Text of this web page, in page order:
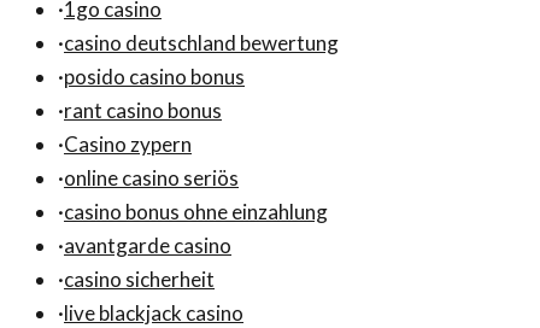
·1go casino
·casino deutschland bewertung
·posido casino bonus
·rant casino bonus
·Casino zypern
·online casino seriös
·casino bonus ohne einzahlung
·avantgarde casino
·casino sicherheit
·live blackjack casino